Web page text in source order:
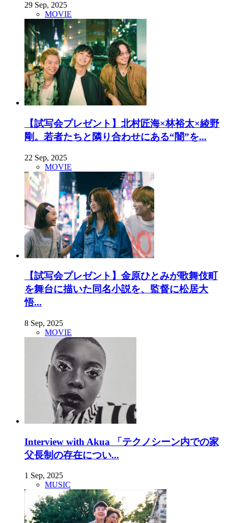
29 Sep, 2025
MOVIE
【試写会プレゼント】北村匠海×林裕太×綾野
剛。若者たちと隣り合わせにある“闇”を...
22 Sep, 2025
MOVIE
【試写会プレゼント】金原ひとみが歌舞伎町
を舞台に描いた同名小説を、監督に松居大
悟...
8 Sep, 2025
MOVIE
Interview with Akua 「テクノシーン内での家
父長制の存在につい...
1 Sep, 2025
MUSIC